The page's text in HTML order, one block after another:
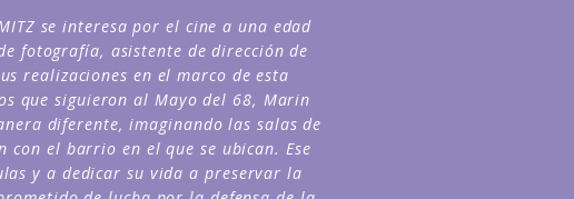
se interesa por el cine a una edad
fotografía, asistente de dirección de
realizaciones en el marco de esta
que siguieron al Mayo del 68, Marin
diferente, imaginando las salas de
el barrio en el que se ubican. Ese
y a dedicar su vida a preservar la